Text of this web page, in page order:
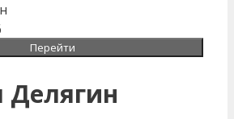
Перейти